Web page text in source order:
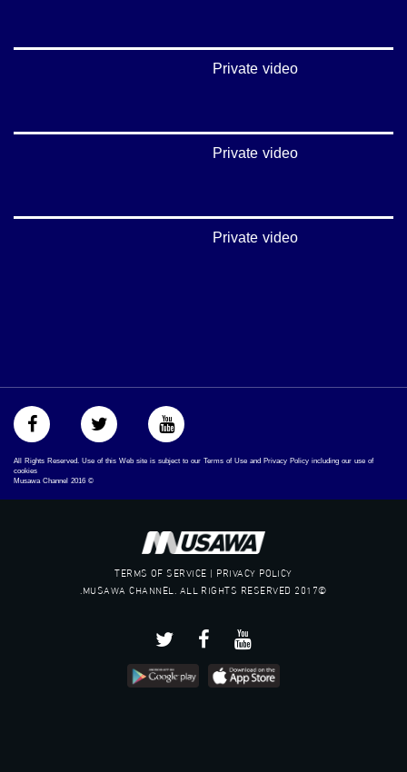
Private video
Private video
Private video
All Rights Reserved. Use of this Web site is subject to our Terms of Use and Privacy Policy including our use of
cookies
©
2016
TERMS OF SERVICE | PRIVACY POLICY
©2017 MUSAWA CHANNEL. ALL RIGHTS RESERVED.